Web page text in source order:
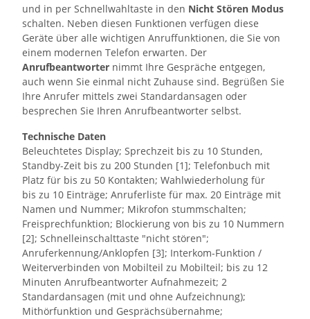
und in per Schnellwahltaste in den Nicht Stören Modus
schalten. Neben diesen Funktionen verfügen diese
Geräte über alle wichtigen Anruffunktionen, die Sie von
einem modernen Telefon erwarten. Der
Anrufbeantworter nimmt Ihre Gespräche entgegen,
auch wenn Sie einmal nicht Zuhause sind. Begrüßen Sie
Ihre Anrufer mittels zwei Standardansagen oder
besprechen Sie Ihren Anrufbeantworter selbst.
Technische Daten
Beleuchtetes Display; Sprechzeit bis zu 10 Stunden,
Standby-Zeit bis zu 200 Stunden [1]; Telefonbuch mit
Platz für bis zu 50 Kontakten; Wahlwiederholung für
bis zu 10 Einträge; Anruferliste für max. 20 Einträge mit
Namen und Nummer; Mikrofon stummschalten;
Freisprechfunktion; Blockierung von bis zu 10 Nummern
[2]; Schnelleinschalttaste "nicht stören";
Anruferkennung/Anklopfen [3]; Interkom-Funktion /
Weiterverbinden von Mobilteil zu Mobilteil; bis zu 12
Minuten Anrufbeantworter Aufnahmezeit; 2
Standardansagen (mit und ohne Aufzeichnung);
Mithörfunktion und Gesprächsübernahme;